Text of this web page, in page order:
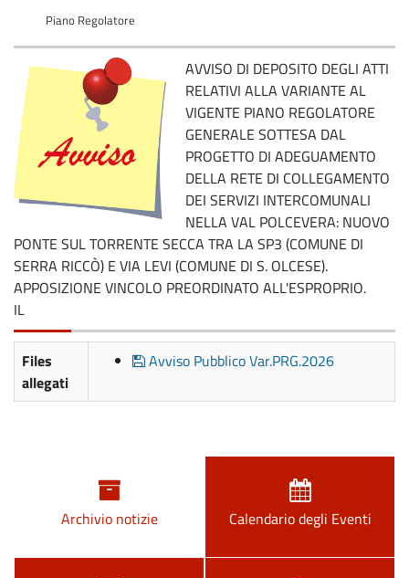
Piano Regolatore
AVVISO DI DEPOSITO DEGLI ATTI
RELATIVI ALLA VARIANTE AL
VIGENTE PIANO REGOLATORE
GENERALE SOTTESA DAL
PROGETTO DI ADEGUAMENTO
DELLA RETE DI COLLEGAMENTO
DEI SERVIZI INTERCOMUNALI
NELLA VAL POLCEVERA: NUOVO
PONTE SUL TORRENTE SECCA TRA LA SP3 (COMUNE DI
SERRA RICCÒ) E VIA LEVI (COMUNE DI S. OLCESE).
APPOSIZIONE VINCOLO PREORDINATO ALL'ESPROPRIO.
IL
Files
allegati
Avviso Pubblico Var.PRG.2026
Archivio notizie Calendario degli Eventi